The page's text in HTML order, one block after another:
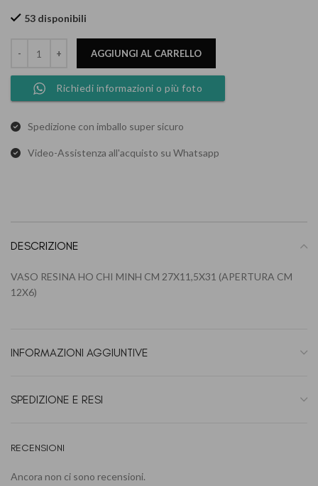
53 disponibili
AGGIUNGI AL CARRELLO
Richiedi informazioni o più foto
Spedizione con imballo super sicuro
Video-Assistenza all'acquisto su Whatsapp
DESCRIZIONE
VASO RESINA HO CHI MINH CM 27X11,5X31 (APERTURA CM
12X6)
INFORMAZIONI AGGIUNTIVE
SPEDIZIONE E RESI
RECENSIONI
Ancora non ci sono recensioni.